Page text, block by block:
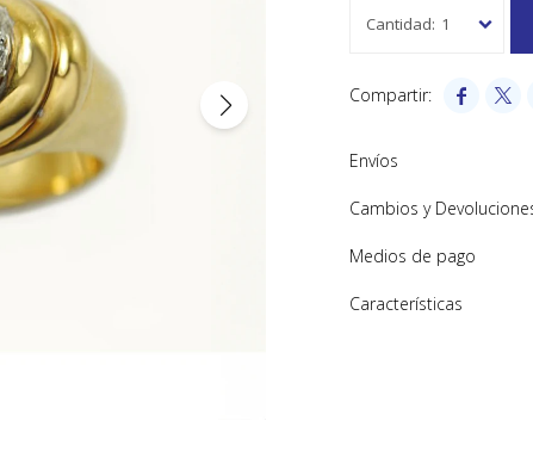
1
 
Envíos
Cambios y
Medios de pago
Características